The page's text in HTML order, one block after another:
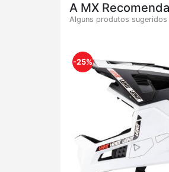
A MX Recomenda
Alguns produtos sugeridos
-25%